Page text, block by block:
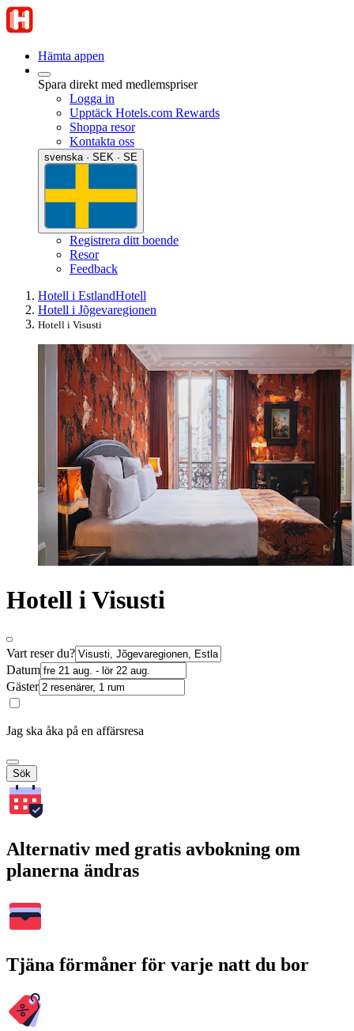
Hämta appen
Spara direkt med medlemspriser
Logga in
Upptäck Hotels.com Rewards
Shoppa resor
Kontakta oss
svenska · SEK · SE
Registrera ditt boende
Resor
Feedback
Hotell i EstlandHotell
Hotell i Jõgevaregionen
Hotell i Visusti
Hotell i Visusti
Vart reser du?
Datum
Gäster
Jag ska åka på en affärsresa
Sök
Alternativ med gratis avbokning om
planerna ändras
Tjäna förmåner för varje natt du bor